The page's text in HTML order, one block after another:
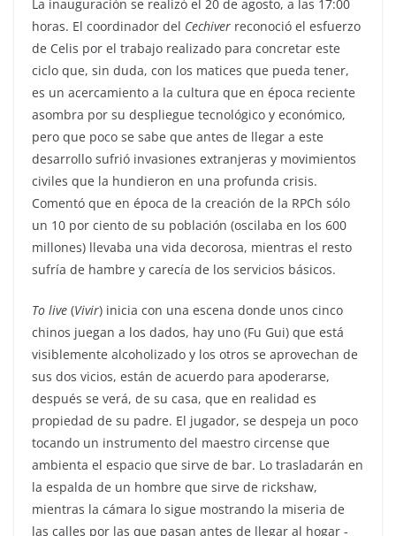
La inauguración se realizó el 20 de agosto, a las 17:00
horas. El coordinador del Cechiver reconoció el esfuerzo
de Celis por el trabajo realizado para concretar este
ciclo que, sin duda, con los matices que pueda tener,
es un acercamiento a la cultura que en época reciente
asombra por su despliegue tecnológico y económico,
pero que poco se sabe que antes de llegar a este
desarrollo sufrió invasiones extranjeras y movimientos
civiles que la hundieron en una profunda crisis.
Comentó que en época de la creación de la RPCh sólo
un 10 por ciento de su población (oscilaba en los 600
millones) llevaba una vida decorosa, mientras el resto
sufría de hambre y carecía de los servicios básicos.
To live (Vivir) inicia con una escena donde unos cinco
chinos juegan a los dados, hay uno (Fu Gui) que está
visiblemente alcoholizado y los otros se aprovechan de
sus dos vicios, están de acuerdo para apoderarse,
después se verá, de su casa, que en realidad es
propiedad de su padre. El jugador, se despeja un poco
tocando un instrumento del maestro circense que
ambienta el espacio que sirve de bar. Lo trasladarán en
la espalda de un hombre que sirve de rickshaw,
mientras la cámara lo sigue mostrando la miseria de
las calles por las que pasan antes de llegar al hogar -